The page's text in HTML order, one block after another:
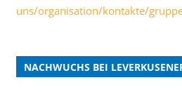
uns/organisation/kontakte/
NACHWUCHS BEI